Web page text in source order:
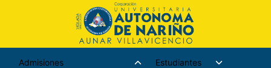
Admisiones Estudiantes